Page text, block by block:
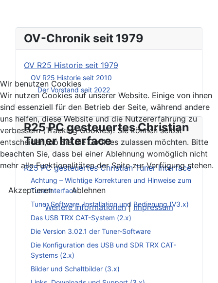
OV-Chronik seit 1979
OV R25 Historie seit 1979
OV R25 Historie seit 2010
Der Vorstand seit 2022
R25 PC gesteuertes Christian
Tuner Interface
R25 PC gesteuertes Christian Tuner Interface
Achtung – Wichtige Korrekturen und Hinweise zum
Tunerinterface
Tuner Software, Installation und Bedienung (V3.x)
Das USB TRX CAT-System (2.x)
Die Version 3.02.1 der Tuner-Software
Die Konfiguration des USB und SDR TRX CAT-
Systems (2.x)
Bilder und Schaltbilder (3.x)
Wir benutzen Cookies
Wir nutzen Cookies auf unserer Website. Einige von ihnen
sind essenziell für den Betrieb der Seite, während andere
uns helfen, diese Website und die Nutzererfahrung zu
verbessern (Tracking Cookies). Sie können selbst
entscheiden, ob Sie die Cookies zulassen möchten. Bitte
beachten Sie, dass bei einer Ablehnung womöglich nicht
mehr alle Funktionalitäten der Seite zur Verfügung stehen.
Akzeptieren
Ablehnen
Weitere Informationen| Impressum